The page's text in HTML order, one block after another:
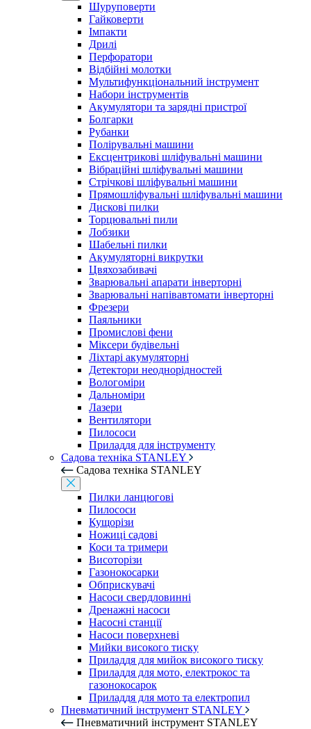
Шуруповерти
Гайковерти
Імпакти
Дрилі
Перфоратори
Відбійні молотки
Мультифункціональний інструмент
Набори інструментів
Акумулятори та зарядні пристрої
Болгарки
Рубанки
Полірувальні машини
Ексцентрикові шліфувальні машини
Вібраційні шліфувальні машини
Стрічкові шліфувальні машини
Прямошліфувальні шліфувальні машини
Дискові пилки
Торцювальні пили
Лобзики
Шабельні пилки
Акумуляторні викрутки
Цвяхозабивачі
Зварювальні апарати інверторні
Зварювальні напівавтомати інверторні
Фрезери
Паяльники
Промислові фени
Міксери будівельні
Ліхтарі акумуляторні
Детектори неоднорідностей
Вологоміри
Дальноміри
Лазери
Вентилятори
Пилососи
Приладдя для інструменту
Садова техніка STANLEY
Садова техніка STANLEY
Пилки ланцюгові
Пилососи
Кущорізи
Ножиці садові
Коси та тримери
Висоторізи
Газонокосарки
Обприскувачі
Насоси свердловинні
Дренажні насоси
Насосні станції
Насоси поверхневі
Мийки високого тиску
Приладдя для мийок високого тиску
Приладдя для мото, електрокос та
газонокосарок
Приладдя для мото та електропил
Пневматичний інструмент STANLEY
Пневматичний інструмент STANLEY